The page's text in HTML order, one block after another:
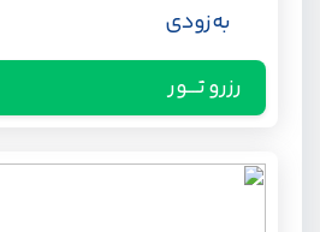
به زودی
رزرو تـــور